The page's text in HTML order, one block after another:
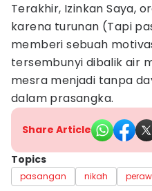
Terakhir, Izinkan Saya,
karena turunan (Tapi
memberi sebuah
tersembunyi dibalik air
mesra menjadi tanpa
dalam prasangka.
Share Article
Topics
pasangan nikah